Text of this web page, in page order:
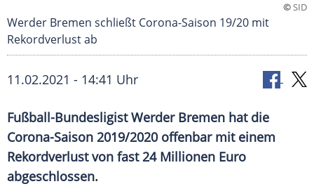
©SID
Werder Bremen schließt Corona-Saison 19/20 mit
Rekordverlust ab
11.02.2021 - 14:41 Uhr
Fußball-BundesligistWerder Bremen hat die
Corona-Saison 2019/2020 offenbar mit einem
Rekordverlustvon fast 24 Millionen Euro
abgeschlossen.